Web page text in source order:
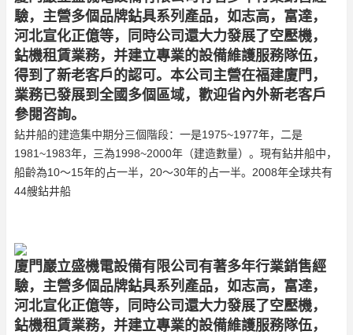
驗，主營多個品牌鉆具系列產品，如志高，富達，
河北宣化正億等，同時公司還大力發展了空壓機，
鉆機租賃業務，并建立專業的設備維護服務隊伍，
得到了新老客戶的認可。本公司主營在福建廈門，
業務已發展到全國多個區域，歡迎省內外新老客戶
參閱咨詢。
鉆井船的建造集中期分三個階段：一是1975~1977年，二是
1981~1983年，三為1998~2000年（建造數量）。現有鉆井船中，
船齡為10～15年的占一半，20～30年的占一半。2008年全球共有
44艘鉆井船
廈門巖立盛機電設備有限公司有著多年行業銷售經
驗，主營多個品牌鉆具系列產品，如志高，富達，
河北宣化正億等，同時公司還大力發展了空壓機，
鉆機租賃業務，并建立專業的設備維護服務隊伍，